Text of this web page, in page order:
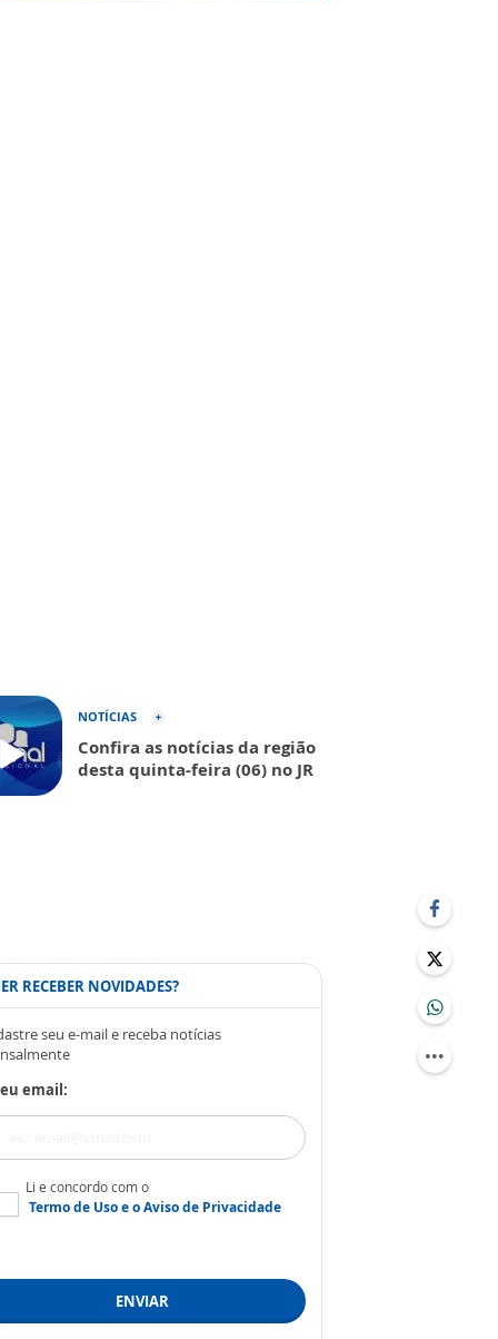
NOTÍCIAS
Confira as notícias da região
desta quinta-feira (06) no JR
RECEBER NOVIDADES?
seu e-mail e receba notícias
email:
Li e concordo com o
Termo de Usoe oAviso de Privacidade
ENVIAR